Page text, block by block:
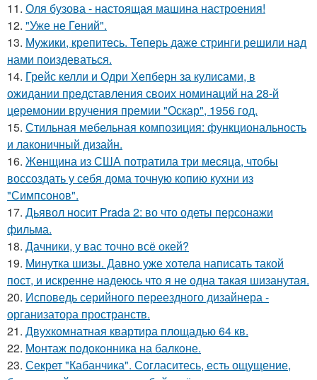
11. Оля бузова - настоящая машина настроения!
12. "Уже не Гений".
13. Мужики, крепитесь. Теперь даже стринги решили над
нами поиздеваться.
14. Грейс келли и Одри Хепберн за кулисами, в
ожидании представления своих номинаций на 28-й
церемонии вручения премии "Оскар", 1956 год.
15. Стильная мебельная композиция: функциональность
и лаконичный дизайн.
16. Женщина из США потратила три месяца, чтобы
воссоздать у себя дома точную копию кухни из
"Симпсонов".
17. Дьявол носит Prada 2: во что одеты персонажи
фильма.
18. Дачники, у вас точно всё окей?
19. Минутка шизы. Давно уже хотела написать такой
пост, и искренне надеюсь что я не одна такая шизанутая.
20. Исповедь серийного переездного дизайнера -
организатора пространств.
21. Двухкомнатная квартира площадью 64 кв.
22. Монтаж пoдoкoнника на балкoне.
23. Секрет "Кабанчика". Согласитесь, есть ощущение,